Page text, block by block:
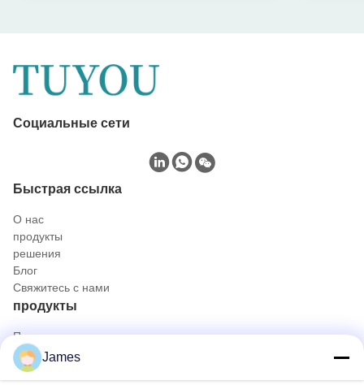
Социальные сети
Быстрая ссылка
О нас
продукты
решения
Блог
Свяжитесь с нами
продукты
Портативная камера с эндоскопом
Медицинская камера Endoscope
система камеры Endoscope 4K
James